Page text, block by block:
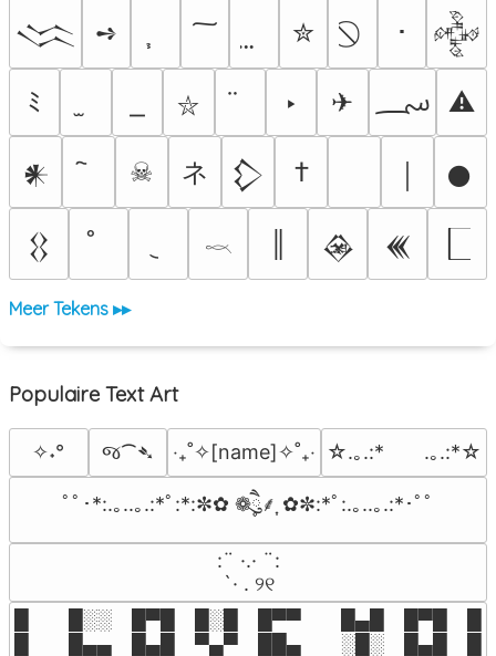
𒈱 ➺ ✮ ･ 𒅒
ﾐ ⛥ ‣ ✈ ؄ ⚠
𒀭 ☠ ネ 𒁷 † 𒊹
𒌐 𓎖 𒊲 𒌍
Meer Tekens ▸▸
Populaire Text Art
✧˖° જ⁀➴ ‎‧₊˚✧[name]✧˚₊‧ ☆.｡.:*　　.｡.:*☆
ﾟﾟ･*:.｡..｡.:*ﾟ:*:✼✿ ❁ཻུ۪۪⸙͎ ✿✼:*ﾟ:.｡..｡.:*･ﾟﾟ
⠀:¨ ·.· ¨:⠀
⠀ `· . ୨୧⠀
█  █░░ █▀█ █░█ █▀▀  █▄█ █▀█
█  █▄▄ █▄█ ▀▄▀ ██▄  ░█░ █▄█